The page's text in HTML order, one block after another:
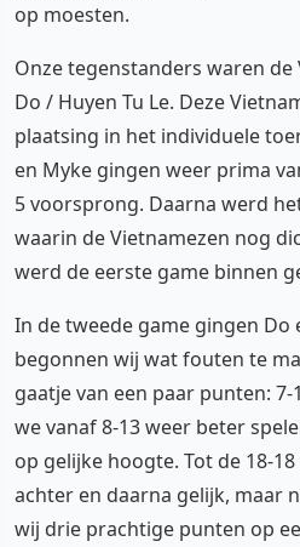
op moesten.
Onze tegenstanders waren de
Do / Huyen Tu Le. Deze
plaatsing in het individuele
en Myke gingen weer prima
5 voorsprong. Daarna werd
waarin de Vietnamezen nog
werd de eerste game binnen
In de tweede game gingen Do
begonnen wij wat fouten te
gaatje van een paar punten:
we vanaf 8-13 weer beter
op gelijke hoogte. Tot de 18-
achter en daarna gelijk, maar
wij drie prachtige punten op